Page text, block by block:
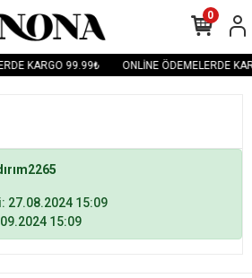
KARGO 99.99₺ ONLİNE ÖDEMELERDE
0
27.08.2024 15:09
15:09